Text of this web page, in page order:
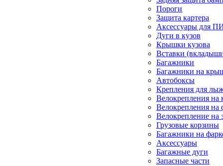
Пороги
Защита картера
Аксессуары для
Дуги в кузов
Крышки кузова
Вставки
Багажники
Багажники на
Автобоксы
Крепления для
Велокрепления
Велокрепления на
Велокрепление на
Грузовые корзины
Багажники на
Аксессуары
Багажные дуги
Запасные части